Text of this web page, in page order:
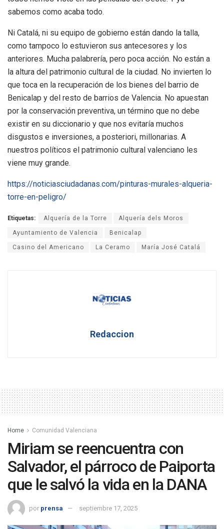
sabemos como acaba todo.
Ni Catalá, ni su equipo de gobierno están dando la talla,
como tampoco lo estuvieron sus antecesores y los
anteriores. Mucha palabrería, pero poca acción. No están a
la altura del patrimonio cultural de la ciudad. No invierten lo
que toca en la recuperación de los bienes del barrio de
Benicalap y del resto de barrios de Valencia. No apuestan
por la conservación preventiva, un término que no debe
existir en su diccionario y que nos evitaría muchos
disgustos e inversiones, a posteriori, millonarias. A
nuestros políticos el patrimonio cultural valenciano les
viene muy grande.
https://noticiasciudadanas.com/pinturas-murales-alqueria-
torre-en-peligro/
Etiquetas: Alquería de la Torre Alquería dels Moros
Ayuntamiento de Valencia Benicalap
Casino del Americano La Ceramo María José Catalá
Redaccion
Home Comunidad Valenciana
Miriam se reencuentra con
Salvador, el párroco de Paiporta
que le salvó la vida en la DANA
por prensa septiembre 17, 2025